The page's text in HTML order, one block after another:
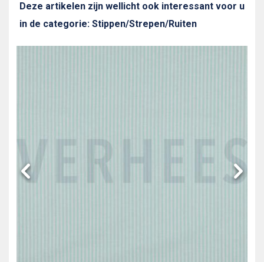
Deze artikelen zijn wellicht ook interessant voor u
in de categorie: Stippen/Strepen/Ruiten